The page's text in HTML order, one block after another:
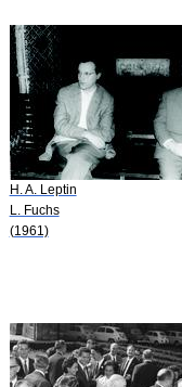
H. A. Leptin
L. Fuchs
(1961)